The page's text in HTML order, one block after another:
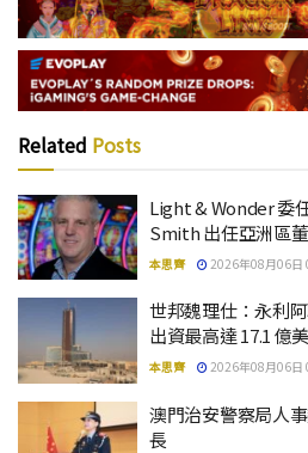
Related Posts
Light & Wonder 委
Smith 出任亞洲區
本思齊 2026年08月06日
世邦魏理仕：永利
出資最高達 17.1 億
本思齊 2026年08月06日
澳門治安警察局人
長